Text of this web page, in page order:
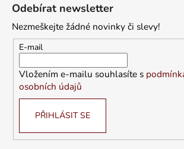
Odebírat newsletter
Nezmeškejte žádné novinky či slevy!
E-mail
Vložením e-mailu souhlasíte s
osobních údajů
PŘIHLÁSIT SE